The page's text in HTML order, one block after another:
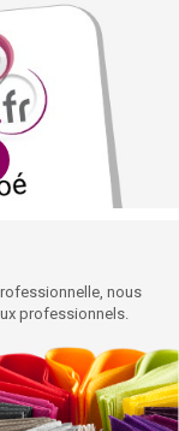
nous
professionnels.